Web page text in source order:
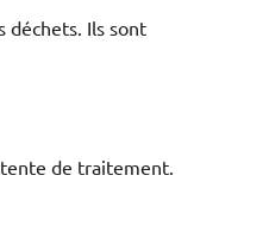
déchets. Ils sont
de traitement.